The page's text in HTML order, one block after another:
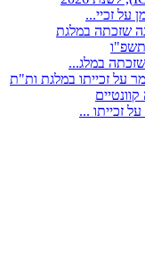
על זכיי...
במלג...
זכייתו ...